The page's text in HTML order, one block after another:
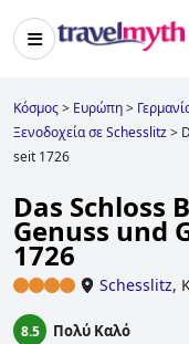
Κόσμος> Ευρώπη>
Ξενοδοχεία σε Schesslitz>
seit 1726
Das Schloss
Genuss und
1726
Schesslitz,
8.5 Πολύ Καλό